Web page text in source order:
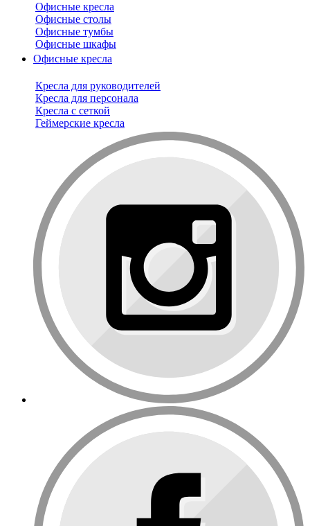
Офисные кресла
Офисные столы
Офисные тумбы
Офисные шкафы
Офисные кресла
Кресла для руководителей
Кресла для персонала
Кресла с сеткой
Геймерские кресла